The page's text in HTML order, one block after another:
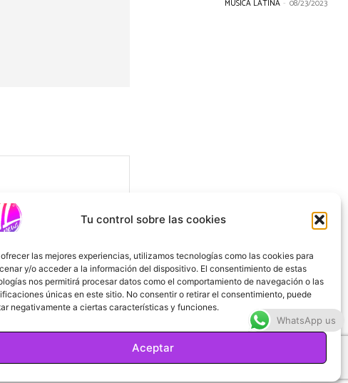
Tu control sobre las cookies
ofrecer las mejores experiencias, utilizamos tecnologías como las cookies para
y/o acceder a la información del dispositivo. El consentimiento de estas
nos permitirá procesar datos como el comportamiento de navegación o las
únicas en este sitio. No consentir o retirar el consentimiento, puede
negativamente a ciertas características y funciones.
Aceptar
Sitio
web:
MÚSICA LATINA - 08/23/2023
WhatsApp us